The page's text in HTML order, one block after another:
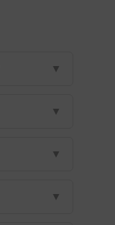
▼
▼
▼
▼